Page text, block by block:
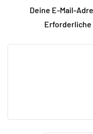
Deine E-Mail-
Erforderliche